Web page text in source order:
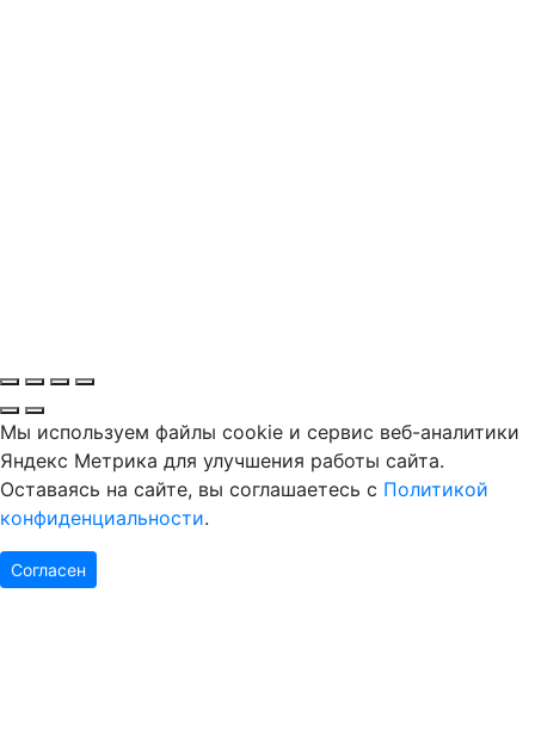
Мы используем файлы cookie и сервис веб-аналитики
Яндекс Метрика для улучшения работы сайта.
Оставаясь на сайте, вы соглашаетесь с Политикой
конфиденциальности.
Согласен